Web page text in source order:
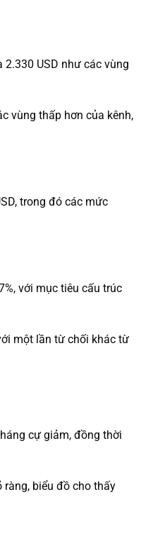
USD như các vùng
vùng thấp hơn của kênh,
trong đó các mức
với mục tiêu cấu trúc
một lần từ chối khác từ
cự giảm, đồng thời
biểu đồ cho thấy